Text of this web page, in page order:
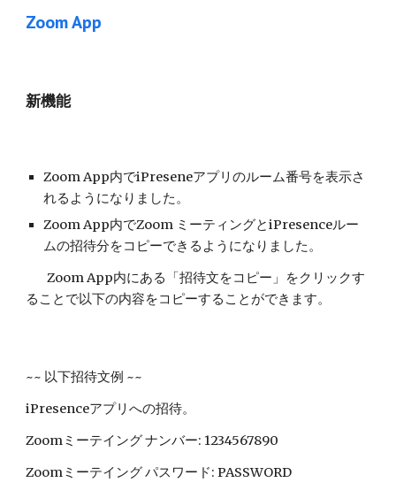
Zoom App
新機能
Zoom App内でiPreseneアプリのルーム番号を表示さ
れるようになりました。
Zoom App内でZoom ミーティングとiPresenceルー
ムの招待分をコピーできるようになりました。
Zoom App内にある「招待文をコピー」をクリックす
ることで以下の内容をコピーすることができます。
~~ 以下招待文例 ~~
iPresenceアプリへの招待。
Zoomミーテイング ナンバー: 1234567890
Zoomミーテイング パスワード: PASSWORD